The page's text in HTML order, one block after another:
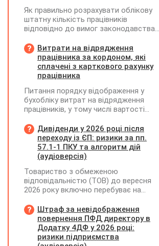
Як правильно розрахувати облікову
штатну кількість працівників
відповідно до вимог законодавства
Витрати на відрядження
працівника за кордоном, які
сплачені з карткового рахунку
працівника
Питання порядку відображення у
бухобліку витрат на відрядження
працівників, у тому числі вартості
карткового рахунку працівника та
підтвердження таких операцій
первинними документами, належать
до компетенції Мінфіну
Дивіденди у 2026 році після
переходу із ЄП: ризики за пп.
57.1-1 ПКУ та алгоритм дій
(аудіоверсія)
Товариство з обмеженою
відповідальністю (ТОВ) до вересня
2026 року включно перебуває на
(єдиний податок, 3 група, ставка 5%,
неплатник ПДВ). З 1 жовтня 2026
року підприємство переходить на
загальну систему оподаткування
Штраф за невідображення
повернення ПФД директору в
Додатку 4ДФ у 2026 році:
ризики підприємства